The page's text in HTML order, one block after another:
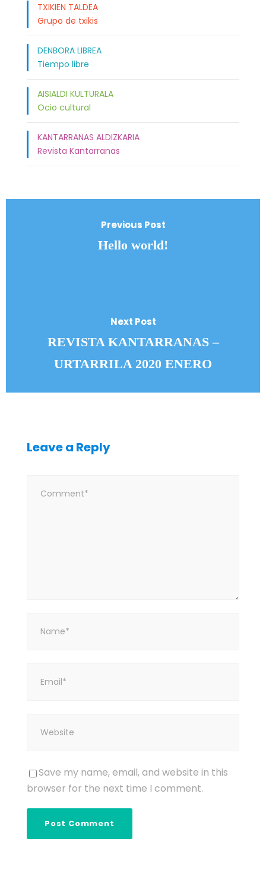
TXIKIEN TALDEA
Grupo de txikis
DENBORA LIBREA
Tiempo libre
AISIALDI KULTURALA
Ocio cultural
KANTARRANAS ALDIZKARIA
Revista Kantarranas
Previous Post
Hello world!
Next Post
REVISTA KANTARRANAS –
URTARRILA 2020 ENERO
Leave a Reply
Save my name, email, and website in this
browser for the next time I comment.